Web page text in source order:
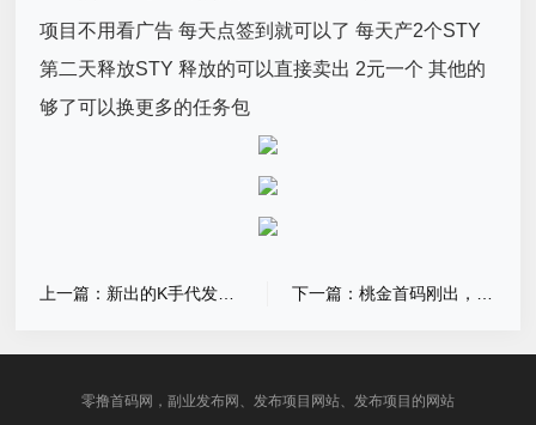
项目不用看广告 每天点签到就可以了 每天产2个STY
第二天释放STY 释放的可以直接卖出 2元一个 其他的
够了可以换更多的任务包
零撸首码网，副业发布网、发布项目网站、发布项目的网站